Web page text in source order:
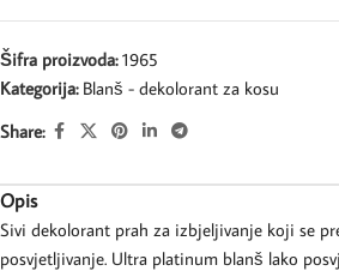
Šifra proizvoda:1965
Kategorija: Blanš - dekolorant za kosu
Share:
Opis
Sivi dekolorant prah za izbjeljivanje koji se
posvjetljivanje. Ultra platinum blanš lako